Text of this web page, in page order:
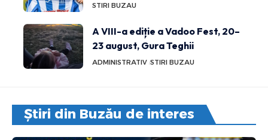
STIRI BUZAU
A VIII-a ediție a Vadoo Fest, 20–
23 august, Gura Teghii
ADMINISTRATIV STIRI BUZAU
Știri din Buzău de interes